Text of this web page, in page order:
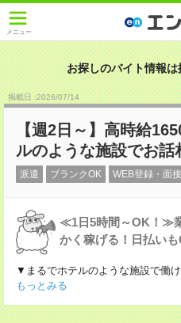
メニュー
お探しのバイト情報は
掲載日 :2026/07/14
【週2日～】高時給
ルのような施設でお話
派遣 ブランクOK WEB登録・面
≪1日5時間～OK！≫
かく稼げる！日払いも
▼まるでホテルのような施設で働
もっとみる